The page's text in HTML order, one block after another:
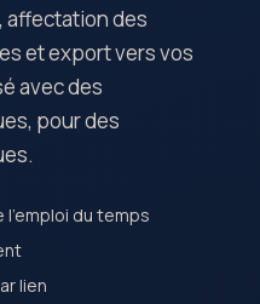
des
et export vers vos
avec des
pour des
l'emploi du temps
lien